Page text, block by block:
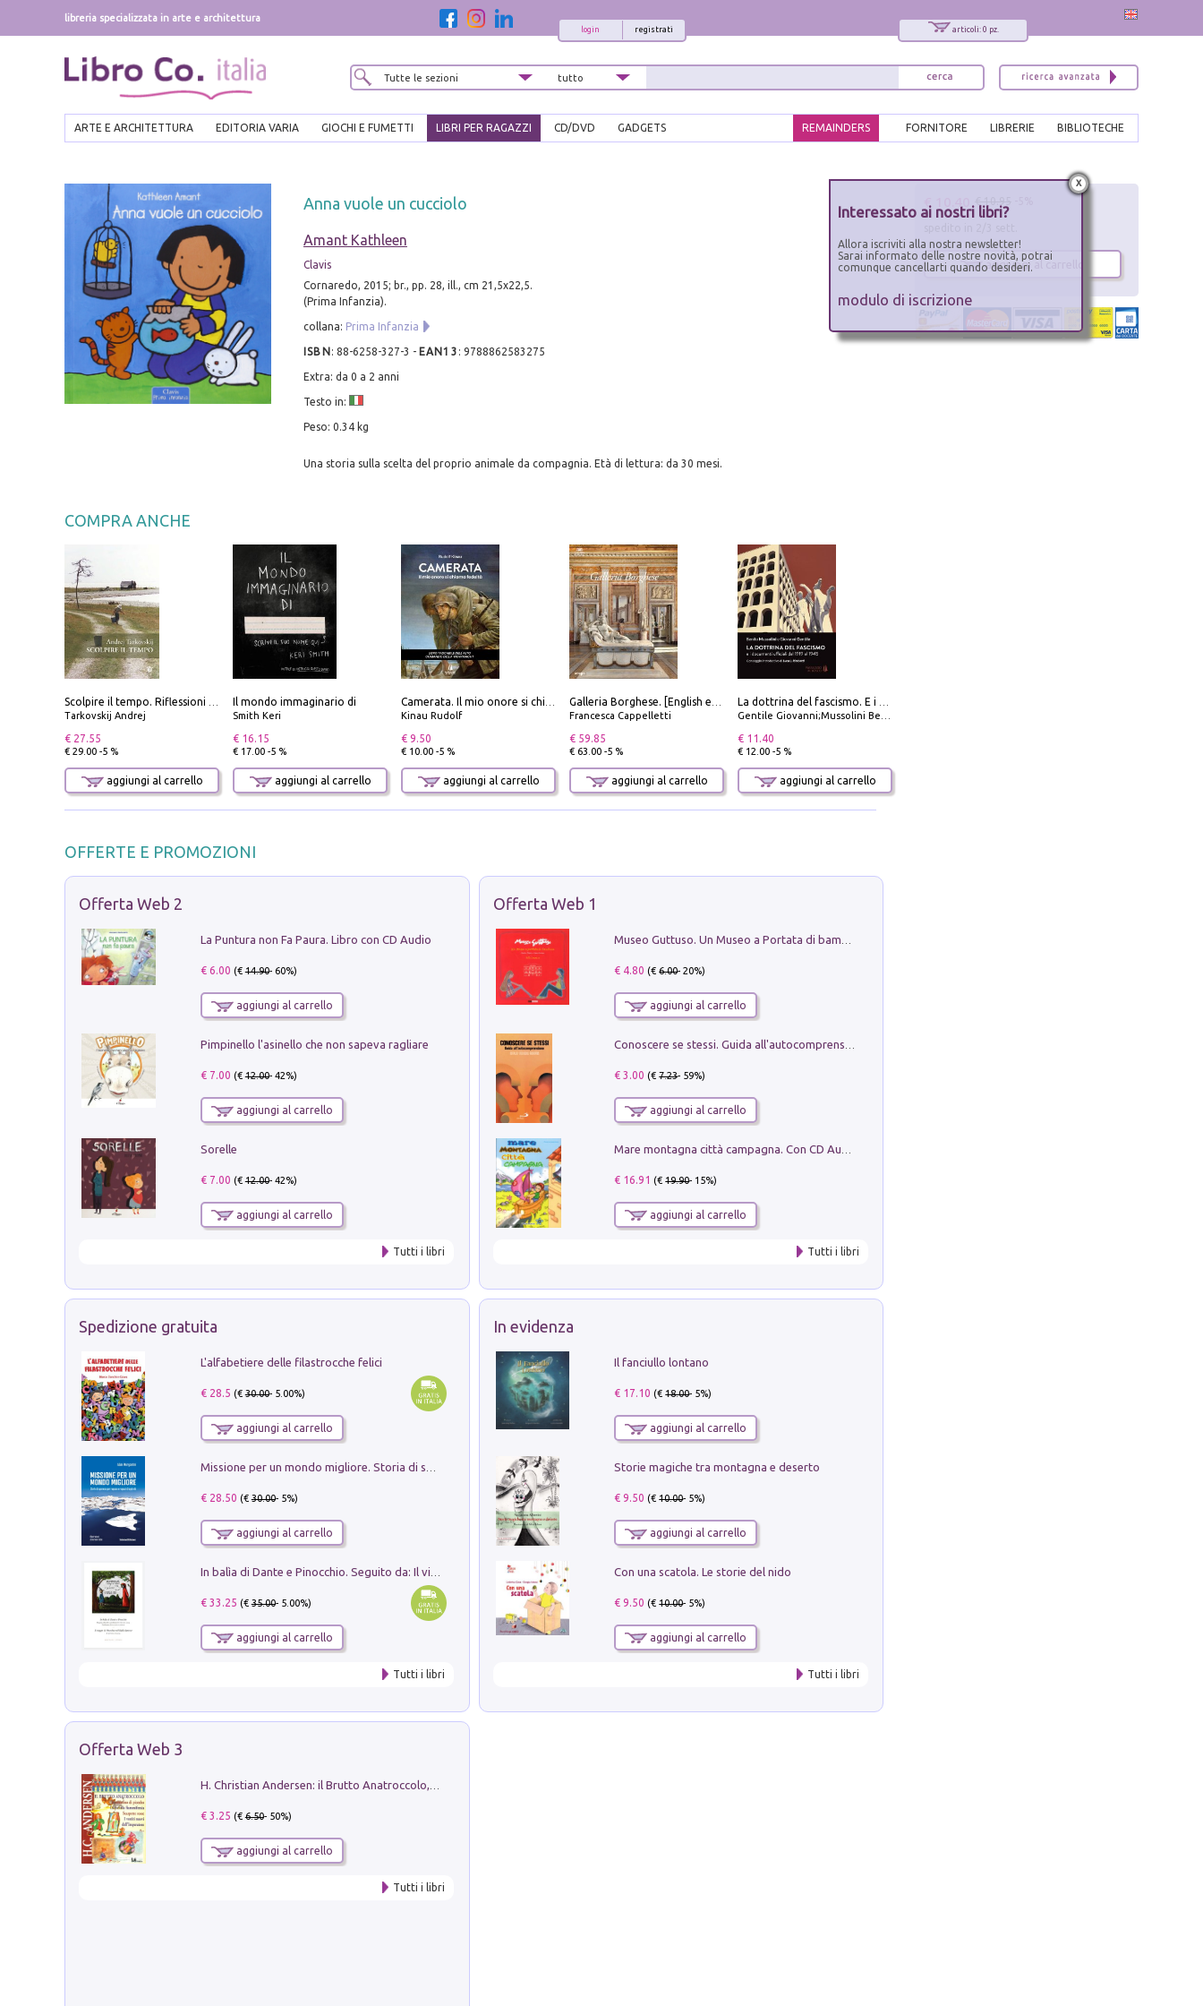
libreria specializzata in arte e architettura
articoli: 0 pz.
registrati
login
ARTE E ARCHITETTURA EDITORIA VARIA GIOCHI E FUMETTI LIBRI PER RAGAZZI CD/DVD GADGETS BIBLIOTECHE
LIBRERIE
FORNITORE
REMAINDERS
Anna vuole un cucciolo
Amant Kathleen
Clavis
Cornaredo, 2015; br., pp. 28, ill., cm 21,5x22,5.
(Prima Infanzia).
collana: Prima Infanzia
ISBN : 88-6258-327-3 - EAN13 : 9788862583275
Extra: da 0 a 2 anni
Testo in:
Peso: 0.34 kg
Una storia sulla scelta del proprio animale da compagnia. Età di lettura: da 30 mesi.
COMPRA ANCHE
Tarkovskij Andrej
€ 27.55
€ 29.00 -5 %
aggiungi al carrello
Il mondo immaginario di
Smith Keri
€ 16.15
€ 17.00 -5 %
aggiungi al carrello
Kinau Rudolf
€ 9.50
€ 10.00 -5 %
aggiungi al carrello
Francesca Cappelletti
€ 59.85
€ 63.00 -5 %
aggiungi al carrello
Gentile Giovanni;Mussolini Benito
€ 11.40
€ 12.00 -5 %
aggiungi al carrello
OFFERTE E PROMOZIONI
Offerta Web 2
La Puntura non Fa Paura. Libro con CD Audio
€ 6.00 (€14.90- 60%)
aggiungi al carrello
Pimpinello l'asinello che non sapeva ragliare
€ 7.00 (€12.00- 42%)
aggiungi al carrello
Sorelle
€ 7.00 (€12.00- 42%)
aggiungi al carrello
Tutti i libri
Offerta Web 1
€ 4.80 (€6.00- 20%)
aggiungi al carrello
€ 3.00 (€7.23- 59%)
aggiungi al carrello
€ 16.91 (€19.90- 15%)
aggiungi al carrello
Tutti i libri
Spedizione gratuita
L'alfabetiere delle filastrocche felici
€ 28.5 (€30.00- 5.00%)
aggiungi al carrello
€ 28.50 (€30.00- 5%)
aggiungi al carrello
€ 33.25 (€35.00- 5.00%)
aggiungi al carrello
Tutti i libri
In evidenza
Il fanciullo lontano
€ 17.10 (€18.00- 5%)
aggiungi al carrello
Storie magiche tra montagna e deserto
€ 9.50 (€10.00- 5%)
aggiungi al carrello
Con una scatola. Le storie del nido
€ 9.50 (€10.00- 5%)
aggiungi al carrello
Tutti i libri
Offerta Web 3
€ 3.25 (€6.50- 50%)
aggiungi al carrello
Tutti i libri
€ 10.40
aggiungi al carrello
x
Interessato ai nostri libri?
Allora iscriviti alla nostra newsletter!
Sarai informato delle nostre novità, potrai
comunque cancellarti quando desideri.
modulo di iscrizione